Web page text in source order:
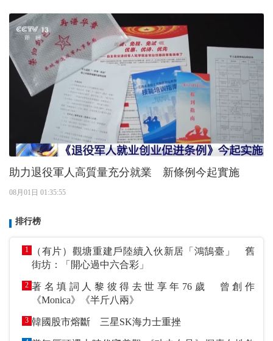
助力退役軍人高質量充分就業 新條例今起實施
08月01日 01:35:55
排行榜
1
（有片）觀塘重建戶陸續入伙新居「鴻鵠臺」 舊
街坊：「開心過中六合彩」
2 著名填詞人黎彼得去世享年76歲 曾創作
《Monica》《半斤八兩》
3 韓國股市熔斷 三星SK海力士重挫